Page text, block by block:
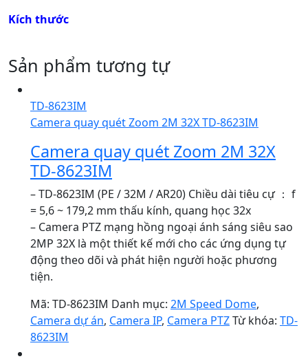
Kích thước
Sản phẩm tương tự
TD-8623IM
Camera quay quét Zoom 2M 32X TD-8623IM
Camera quay quét Zoom 2M 32X
TD-8623IM
– TD-8623IM (PE / 32M / AR20) Chiều dài tiêu cự ： f
= 5,6 ~ 179,2 mm thấu kính, quang học 32x
– Camera PTZ mạng hồng ngoại ánh sáng siêu sao
2MP 32X là một thiết kế mới cho các ứng dụng tự
động theo dõi và phát hiện người hoặc phương
tiện.
Mã: TD-8623IM Danh mục: 2M Speed Dome,
Camera dự án, Camera IP, Camera PTZTừ khóa: TD-
8623IM